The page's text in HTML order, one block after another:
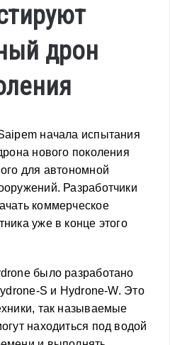
дрон
начала испытания
нового поколения
для автономной
Разработчики
коммерческое
уже в конце этого
было разработано
S и Hydrone-W. Это
так называемые
находиться под водой